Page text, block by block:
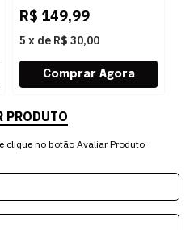
R$ 149,99
5 x de R$ 30,00
PRODUTO
clique no botão Avaliar Produto.